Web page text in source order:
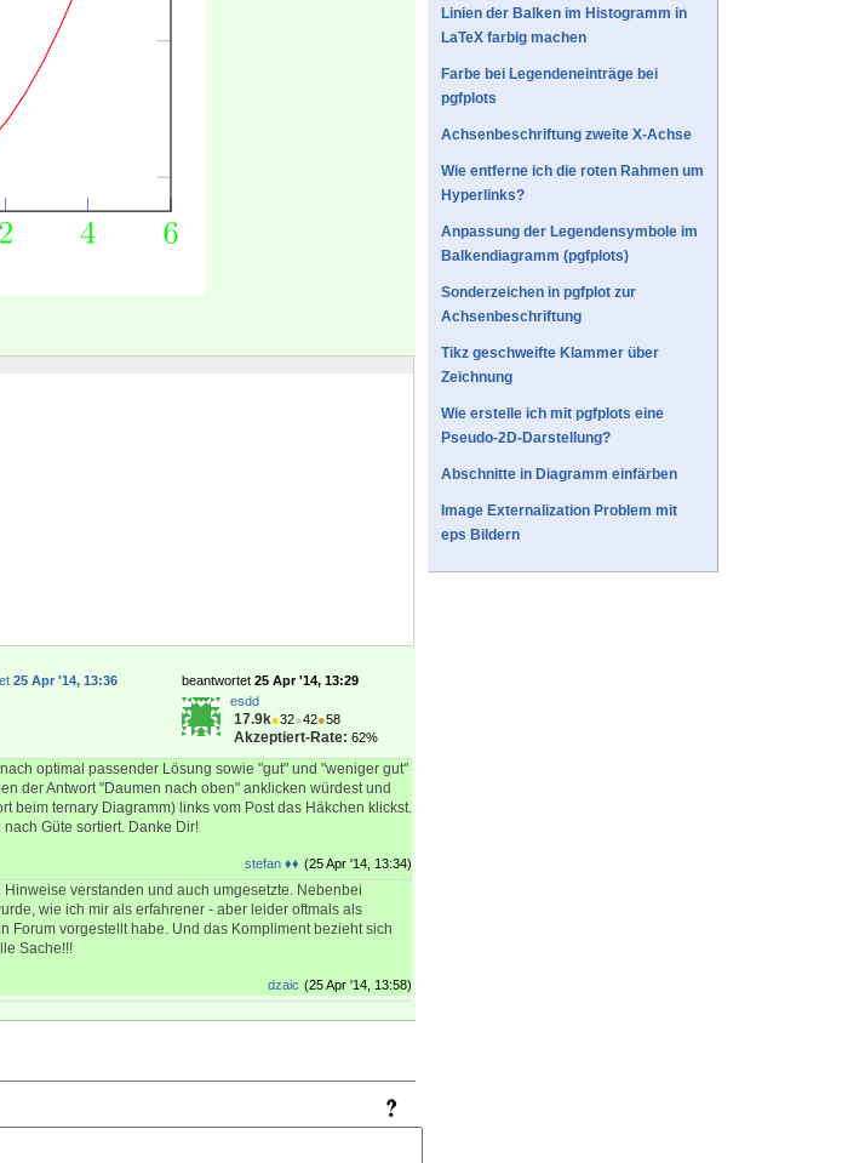
beantwortet 25 Apr '14, 13:29
esdd
17.9k●32●42●58
Akzeptiert-Rate: 62%
25 Apr '14, 13:36
optimal passender Lösung sowie "gut" und "weniger gut"
der Antwort "Daumen nach oben" anklicken würdest und
beim ternary Diagramm) links vom Post das Häkchen klickst.
Güte sortiert. Danke Dir!
(25 Apr '14, 13:34)
stefan ♦♦
verstanden und auch umgesetzte. Nebenbei
wie ich mir als erfahrener - aber leider oftmals als
Forum vorgestellt habe. Und das Kompliment bezieht sich
Sache!!!
(25 Apr '14, 13:58)
dzaic
Linien der Balken im Histogramm in
LaTeX farbig machen
Farbe bei Legendeneinträge bei
pgfplots
Achsenbeschriftung zweite X-Achse
Wie entferne ich die roten Rahmen um
Hyperlinks?
Anpassung der Legendensymbole im
Balkendiagramm (pgfplots)
Sonderzeichen in pgfplot zur
Achsenbeschriftung
Tikz geschweifte Klammer über
Zeichnung
Wie erstelle ich mit pgfplots eine
Pseudo-2D-Darstellung?
Abschnitte in Diagramm einfärben
Image Externalization Problem mit
eps Bildern